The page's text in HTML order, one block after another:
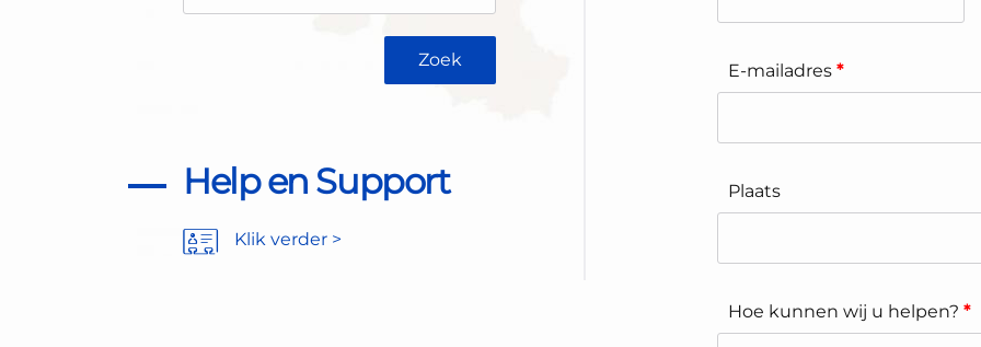
Help en Support
Klik verder >
E-mailadres *
Plaats
Hoe kunnen wij u helpen? *